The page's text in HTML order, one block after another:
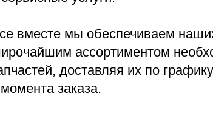
вместе мы обеспечиваем
ассортиментом
доставляя их по графику
заказа.